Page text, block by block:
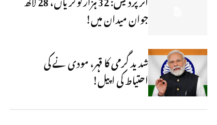
جوان میدان میں!
شدید گرمی کا قہر، مودی نے کی
احتیاط کی اپیل!